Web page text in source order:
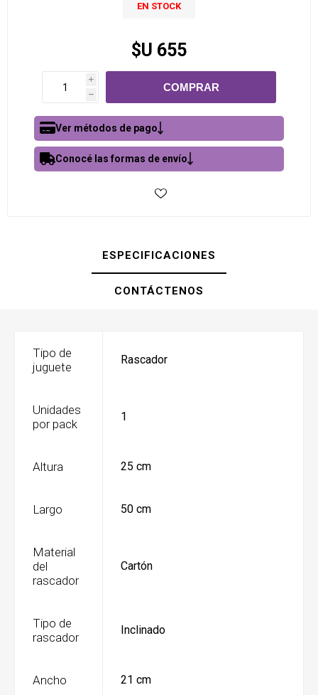
EN STOCK
$U 655
i
h
Ver métodos de pago
Conocé las formas de envío
ESPECIFICACIONES
CONTÁCTENOS
Tipo de
juguete
Rascador
Unidades
por pack
1
Altura 25 cm
Largo 50 cm
Material
del
rascador
Cartón
Tipo de
rascador
Inclinado
Ancho 21 cm